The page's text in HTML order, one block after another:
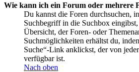
Wie kann ich ein Forum oder mehrere
Du kannst die Foren durchsuchen,
Suchbegriff in die Suchbox
Übersicht, der Foren- oder
Suchmöglichkeiten erhältst du,
Suche“-Link anklickst, der von
verfügbar ist.
Nach oben